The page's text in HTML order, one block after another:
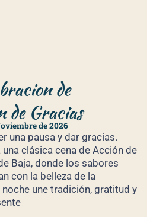
de
de Gracias
de 2026
una pausa y dar gracias.
clásica cena de Acción de
Baja, donde los sabores
con la belleza de la
une tradición, gratitud y